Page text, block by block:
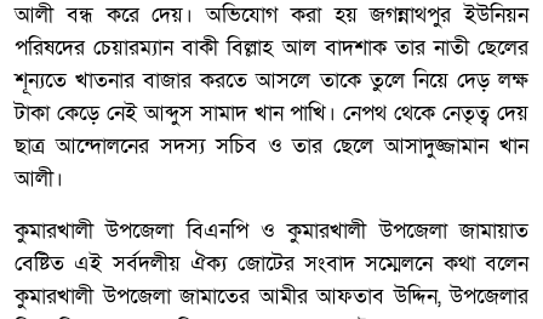
আলী বন্ধ করে দেয়। অভিযোগ করা হয় জগন্নাথপুর ইউনিয়ন
পরিষদের চেয়ারম্যান বাকী বিল্লাহ আল বাদশাক তার নাতী ছেলের
শূন্যতে খাতনার বাজার করতে আসলে তাকে তুলে নিয়ে দেড় লক্ষ
টাকা কেড়ে নেই আব্দুস সামাদ খান পাখি। নেপথ থেকে নেতৃত্ব দেয়
ছাত্র আন্দোলনের সদস্য সচিব ও তার ছেলে আসাদুজ্জামান খান
আলী।
কুমারখালী উপজেলা বিএনপি ও কুমারখালী উপজেলা জামায়াত
বেষ্টিত এই সর্বদলীয় ঐক্য জোটের সংবাদ সম্মেলনে কথা বলেন
কুমারখালী উপজেলা জামাতের আমীর আফতাব উদ্দিন, উপজেলার